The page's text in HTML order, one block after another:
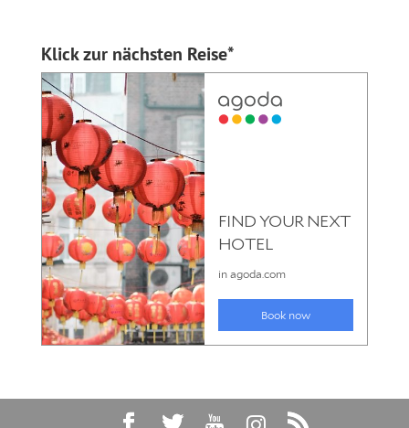
Klick zur nächsten Reise*